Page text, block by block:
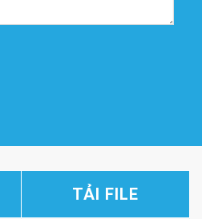
TẢI FILE